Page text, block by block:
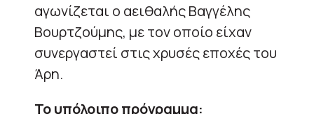
αγωνίζεται ο αειθαλής Βαγγέλης
Βουρτζούμης, με τον οποίο είχαν
συνεργαστεί στις χρυσές εποχές του
Άρη.
Το υπόλοιπο πρόγραμμα: